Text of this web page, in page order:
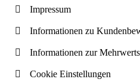
Impressum
Informationen zu
Informationen zur
Cookie Einstellungen